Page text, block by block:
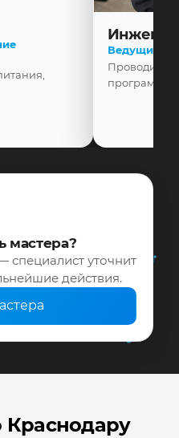
Ведущий
Проводит
мастера?
специалист уточнит
действия.
Краснодару